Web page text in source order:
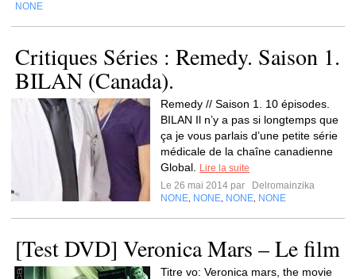
NONE
Critiques Séries : Remedy. Saison 1.
BILAN (Canada).
Remedy // Saison 1. 10 épisodes.
BILAN Il n’y a pas si longtemps que
ça je vous parlais d’une petite série
médicale de la chaîne canadienne
Global.
Lire la suite
Le 26 mai 2014 par
Delromainzika
NONE NONE NONE NONE
[Test DVD] Veronica Mars – Le film
Titre vo: Veronica mars, the movie